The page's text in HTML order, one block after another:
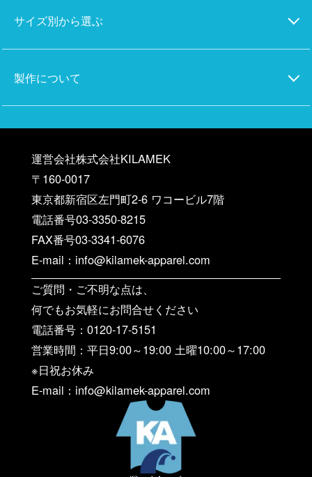
サイズ別から選ぶ
製作について
運営会社株式会社KILAMEK
〒160-0017
東京都新宿区左門町2-6 ワコービル7階
電話番号03-3350-8215
FAX番号03-3341-6076
E-mail：info@kilamek-apparel.com
ご質問・ご不明な点は、
何でもお気軽にお問合せください
電話番号：0120-17-5151
営業時間：平日9:00～19:00 土曜10:00～17:00
※日祝お休み
E-mail：info@kilamek-apparel.com